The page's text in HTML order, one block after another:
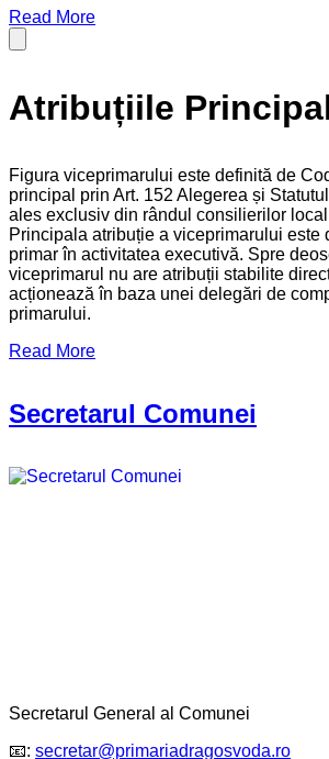
Read More
Atribuțiile
Figura viceprimarului este definită de
principal prin Art. 152 Alegerea și
ales exclusiv din rândul consilierilor
Principala atribuție a viceprimarului este
primar în activitatea executivă. Spre
viceprimarul nu are atribuții stabilite
acționează în baza unei delegări de
primarului.
Read More
Secretarul Comunei
Secretarul General al Comunei
📧: secretar@primariadragosvoda.ro